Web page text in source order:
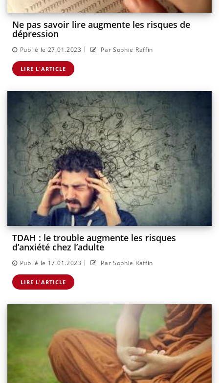
Ne pas savoir lire augmente les risques de
dépression
Publié le 27.01.2023 | Par Sophie Raffin
LIRE L'ARTICLE
TDAH : le trouble augmente les risques
d’anxiété chez l’adulte
Publié le 17.01.2023 | Par Sophie Raffin
LIRE L'ARTICLE